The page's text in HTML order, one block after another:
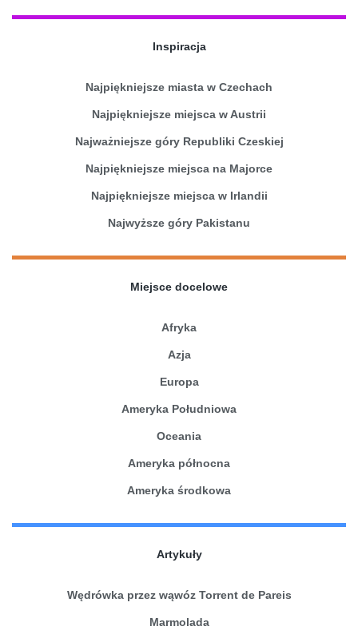
Inspiracja
Najpiękniejsze miasta w Czechach
Najpiękniejsze miejsca w Austrii
Najważniejsze góry Republiki Czeskiej
Najpiękniejsze miejsca na Majorce
Najpiękniejsze miejsca w Irlandii
Najwyższe góry Pakistanu
Miejsce docelowe
Afryka
Azja
Europa
Ameryka Południowa
Oceania
Ameryka północna
Ameryka środkowa
Artykuły
Wędrówka przez wąwóz Torrent de Pareis
Marmolada